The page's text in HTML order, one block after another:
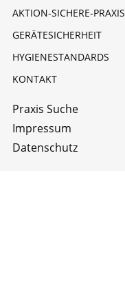
AKTION-SICHERE-PRAXIS
GERÄTESICHERHEIT
HYGIENESTANDARDS
KONTAKT
Praxis Suche
Impressum
Datenschutz